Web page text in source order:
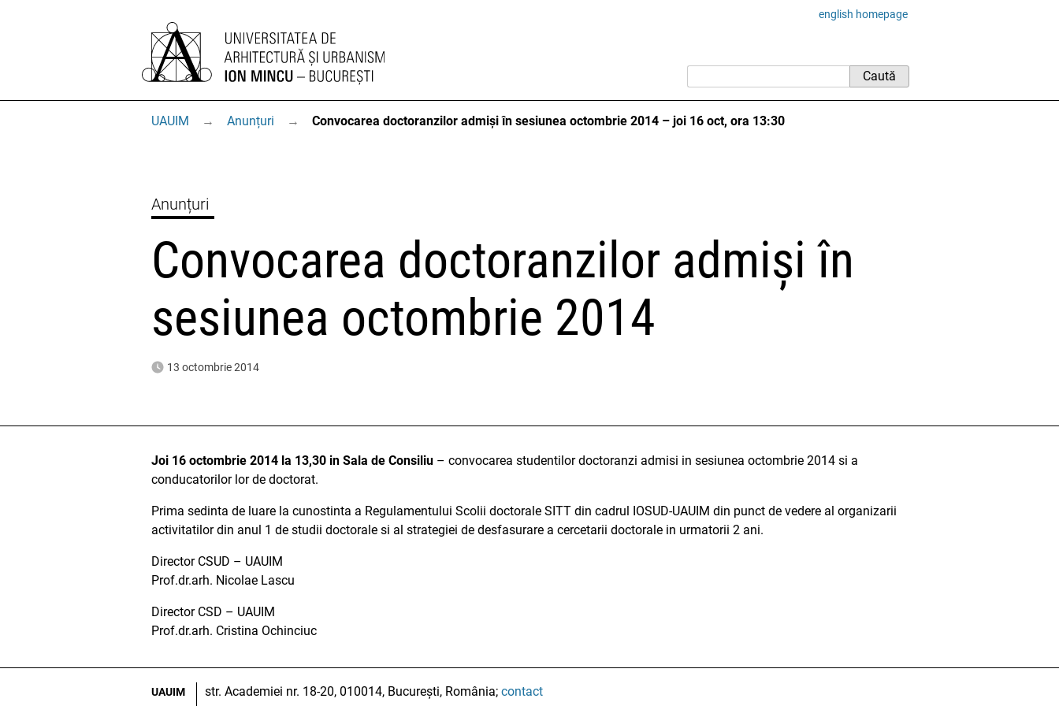
english homepage
UAUIM → Anunțuri → Convocarea doctoranzilor admiși în sesiunea octombrie 2014 – joi 16 oct, ora 13:30
Anunțuri
Convocarea doctoranzilor admiși în
sesiunea octombrie 2014
13 octombrie 2014
Joi 16 octombrie 2014 la 13,30 in Sala de Consiliu – convocarea studentilor doctoranzi admisi in sesiunea octombrie 2014 si a
conducatorilor lor de doctorat.
Prima sedinta de luare la cunostinta a Regulamentului Scolii doctorale SITT din cadrul IOSUD-UAUIM din punct de vedere al organizarii
activitatilor din anul 1 de studii doctorale si al strategiei de desfasurare a cercetarii doctorale in urmatorii 2 ani.
Director CSUD – UAUIM
Prof.dr.arh. Nicolae Lascu
Director CSD – UAUIM
Prof.dr.arh. Cristina Ochinciuc
UAUIM str. Academiei nr. 18-20, 010014, București, România; contact